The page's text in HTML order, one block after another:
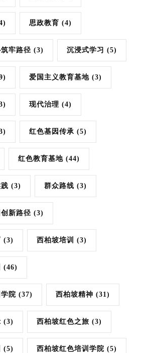
思政教育 (4)
牢路径 (3) 沉浸式学习 (5)
爱国主义教育基地 (3)
现代治理 (4)
红色基因传承 (5)
红色教育基地 (44)
(3) 群众路线 (3)
新路径 (3)
(3) 西柏坡培训 (3)
(46)
院 (37) 西柏坡精神 (31)
(3) 西柏坡红色之旅 (3)
(5) 西柏坡红色培训学院 (5)